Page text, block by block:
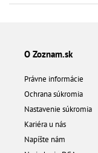
O Zoznam.sk
Právne informácie
Ochrana súkromia
Nastavenie súkromia
Kariéra u nás
Napíšte nám